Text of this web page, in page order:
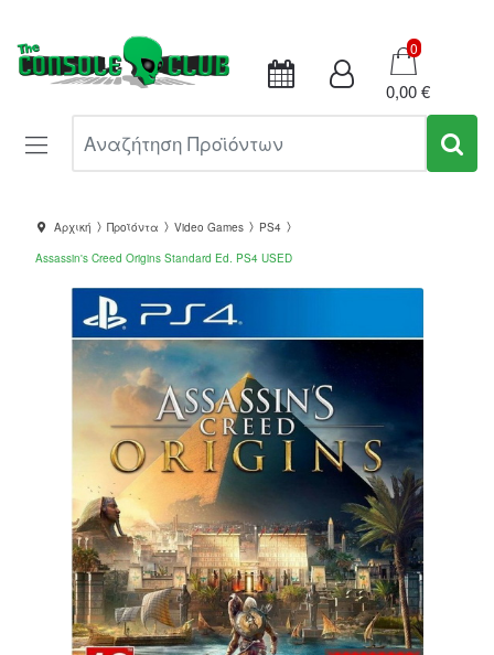
Καλάθι
0
0,00 €
Αρχική Προϊόντα Video Games
PS4
Assassin's Creed Origins Standard Ed. PS4 USED